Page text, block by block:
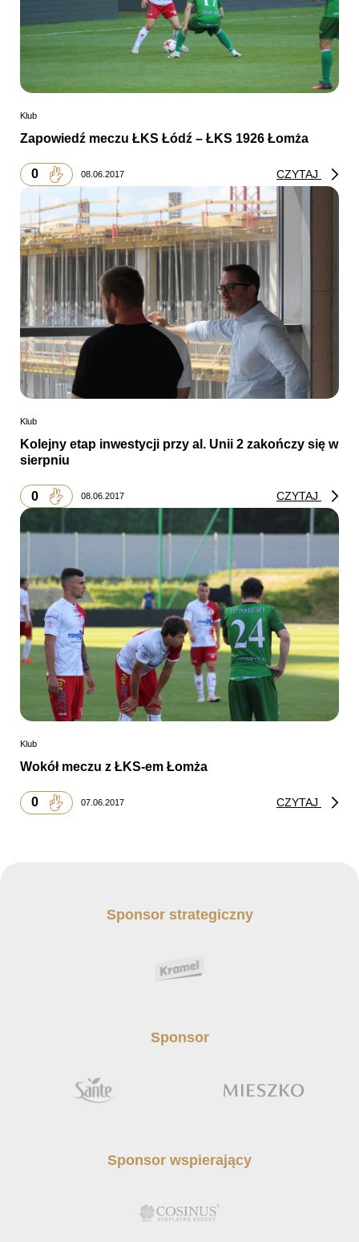
Klub
Zapowiedź meczu ŁKS Łódź – ŁKS 1926 Łomża
0 08.06.2017 CZYTAJ
Klub
Kolejny etap inwestycji przy al. Unii 2 zakończy się w
sierpniu
0 08.06.2017 CZYTAJ
Klub
Wokół meczu z ŁKS-em Łomża
0 07.06.2017 CZYTAJ
Sponsor strategiczny
Sponsor
Sponsor wspierający